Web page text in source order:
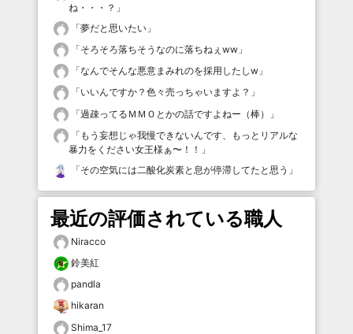
ね・・・？ 」
「夢だと思いたい 」
「そろそろ落ちそうなのに落ちねぇww 」
「なんでそんな悪意まみれのを採用したしw 」
「いいんですか？色々売っちゃいますよ？ 」
「過疎ってるＭＭＯとかの話ですよねー（棒）
」
「 もう妄想じゃ我慢できないんです、もっとリアルな
暴力をください女王様ぁ〜！！ 」
「その空気には二酸化炭素と息が停滞してたと思う 」
最近の評価されている職人
Niracco
鈴美紅
pandla
hikaran
Shima_17